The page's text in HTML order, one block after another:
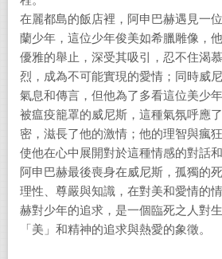
在麗都島的飯店裡，阿申巴赫遇見一
蘭少年，這位少年俊美如希臘雕像，
優雅的舉止，深受其吸引，忍不住渴
烈，成為不可能實現的愛情；同時威
氣息和傳言，但他為了多看這位美少
被瘟疫籠罩的威尼斯，這種氣氛呼應
密，滋長了他的激情；他的理智與瘋
使他在心中展開對於這種情感的對話和
阿申巴赫最後喪身在威尼斯，孤獨的
理性、尊嚴與知識，在對美和愛情的
赫對少年的追求，是一個臨死之人對
「美」和精神的追求與熱愛的象徵。